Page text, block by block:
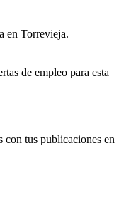
en Torrevieja.
de empleo para esta
con tus publicaciones en